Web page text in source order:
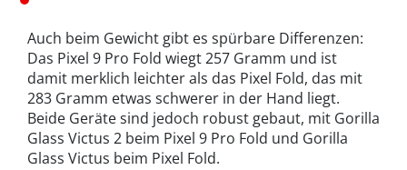
Auch beim Gewicht gibt es spürbare Differenzen:
Das Pixel 9 Pro Fold wiegt 257 Gramm und ist
damit merklich leichter als das Pixel Fold, das mit
283 Gramm etwas schwerer in der Hand liegt.
Beide Geräte sind jedoch robust gebaut, mit Gorilla
Glass Victus 2 beim Pixel 9 Pro Fold und Gorilla
Glass Victus beim Pixel Fold.